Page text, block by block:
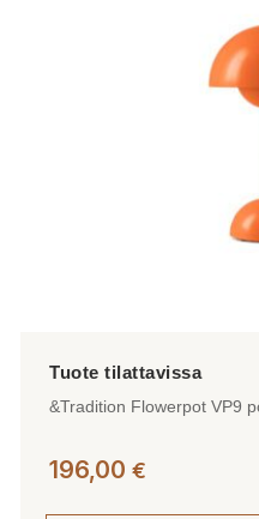
&Tradition Flowerpot VP9
196,00 €